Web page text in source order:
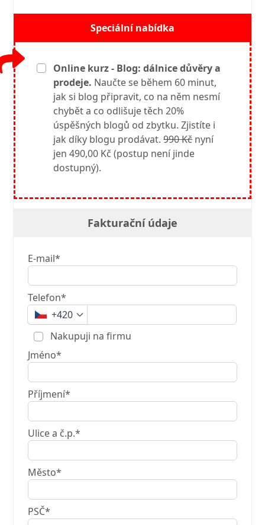
Speciální nabídka
Online kurz - Blog: dálnice důvěry a
prodeje. Naučte se během 60 minut,
jak si blog připravit, co na něm nesmí
chybět a co odlišuje těch 20%
úspěšných blogů od zbytku. Zjistíte i
jak díky blogu prodávat.990 Kčnyní
jen 490,00 Kč (postup není jinde
dostupný).
Fakturační údaje
E-mail*
Telefon*
+420
Nakupuji na firmu
Jméno*
Příjmení*
Ulice a č.p.*
Město*
PSČ*